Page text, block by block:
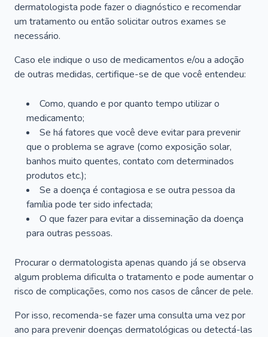
dermatologista pode fazer o diagnóstico e recomendar
um tratamento ou então solicitar outros exames se
necessário.
Caso ele indique o uso de medicamentos e/ou a adoção
de outras medidas, certifique-se de que você entendeu:
Como, quando e por quanto tempo utilizar o
medicamento;
Se há fatores que você deve evitar para prevenir
que o problema se agrave (como exposição solar,
banhos muito quentes, contato com determinados
produtos etc.);
Se a doença é contagiosa e se outra pessoa da
família pode ter sido infectada;
O que fazer para evitar a disseminação da doença
para outras pessoas.
Procurar o dermatologista apenas quando já se observa
algum problema dificulta o tratamento e pode aumentar o
risco de complicações, como nos casos de câncer de pele.
Por isso, recomenda-se fazer uma consulta uma vez por
ano para prevenir doenças dermatológicas ou detectá-las